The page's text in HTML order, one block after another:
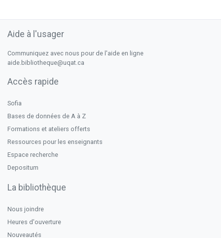
Aide à l'usager
Communiquez avec nous pour de l'aide en ligne
aide.bibliotheque@uqat.ca
Accès rapide
Sofia
Bases de données de A à Z
Formations et ateliers offerts
Ressources pour les enseignants
Espace recherche
Depositum
La bibliothèque
Nous joindre
Heures d'ouverture
Nouveautés